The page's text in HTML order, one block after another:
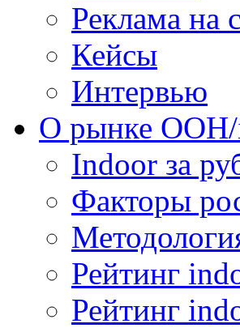
Реклама на
Кейсы
Интервью
О рынке
Indoor за
Факторы
Рейтинг
Рейтинг